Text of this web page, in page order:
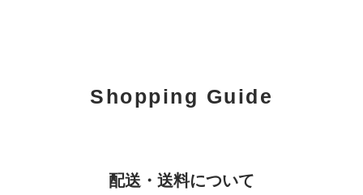
Shopping Guide
配送・送料について